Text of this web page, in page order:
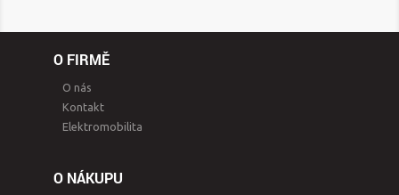
O FIRMĚ
O nás
Kontakt
Elektromobilita
O NÁKUPU